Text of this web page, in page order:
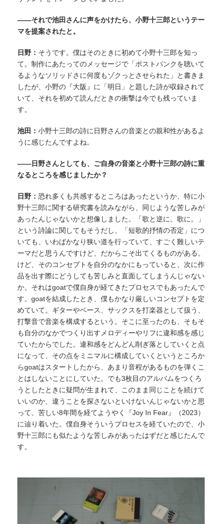
——それで池田さんに声をかけたら、小野十三郎というテー
マを提案されたと。
日野： そうです。僕はそのときに初めて小野十三郎を知っ
て。制作にあたってのメッセージで「ポストパンクを聴いて
るようなソリッドさに何度もゾクっとさせられた」と書きま
したが、小野の『大阪』に「明日」と題した詩が収録されて
いて、それを初めて読んだときの衝撃は今でも残っていま
す。
池田： 小野十三郎の詩に日野さんの音楽との親和性があるよ
うに感じたんですよね。
——日野さんとしても、ご自身の音楽と小野十三郎の詩に重
なるところを感じましたか？
日野： 恐れ多くも共感するところはあったというか、特に小
野十三郎に関する研究書を読みながら、同じような苦しみが
あったんじゃないかと想像しました。「歌と逆に。歌に。」
という詩論に関してもそうだし、「短歌的抒情の否定」につ
いても、いわばかなり狭い道を行っていて、すごく難しいテ
ーマだと思うんですけど、だからこそ出てくるものがある。
けど、そのコンセプトを自分のなかにもっていると、次に作
品を出す際にどうしても苦しみと直面してしまうんじゃない
か。それはgoatで僕自身が経てきたプロセスでもあったんで
す。goatを結成したとき、僕もかなり厳しいコンセプトを定
めていて。ギターやベース、サックスを打楽器として扱う、
打撃音で音楽を構成するという。そこに至ったのも、そもそ
も自分のなかでつくり出すメロディーやリフに違和感を感じ
ていたからでした。違和感をどんどん削ぎ落としていくと点
になって、その点をミニマルに構成していくというところか
らgoatはスタートしたから、あまり音程があるものを弾くこ
とはしないことにしていた。でも3枚目のアルバムをつくろ
うとしたときに疑問が生まれて、このまま同じことを続けて
いいのか、違うことを探さないといけないんじゃないかと思
って、苦しい8年間を経てようやく『Joy In Fear』（2023）
に辿り着いた。僕自身そういうプロセスを経ていたので、小
野十三郎にも似たような苦しみがあったはずだと感じたんで
す。